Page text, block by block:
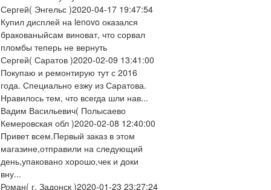
Сергей( Энгельс )2020-04-17 19:47:54
Купил дисплей на lenovo оказался
бракованыйсам виноват, что сорвал
пломбы теперь не вернуть
Сергей( Саратов )2020-02-09 13:41:00
Покупаю и ремонтирую тут с 2016
года. Специально езжу из Саратова.
Нравилось тем, что всегда шли нав...
Вадим Васильевич( Полысаево
Кемеровская обл )2020-02-08 12:40:00
Привет всем.Первый заказ в этом
магазине,отправили на следующий
день,упаковано хорошо,чек и доки
вну...
Роман( г. Задонск )2020-01-23 23:27:24